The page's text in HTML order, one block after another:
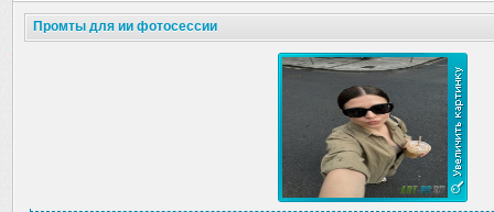
Промты для ии фотосессии